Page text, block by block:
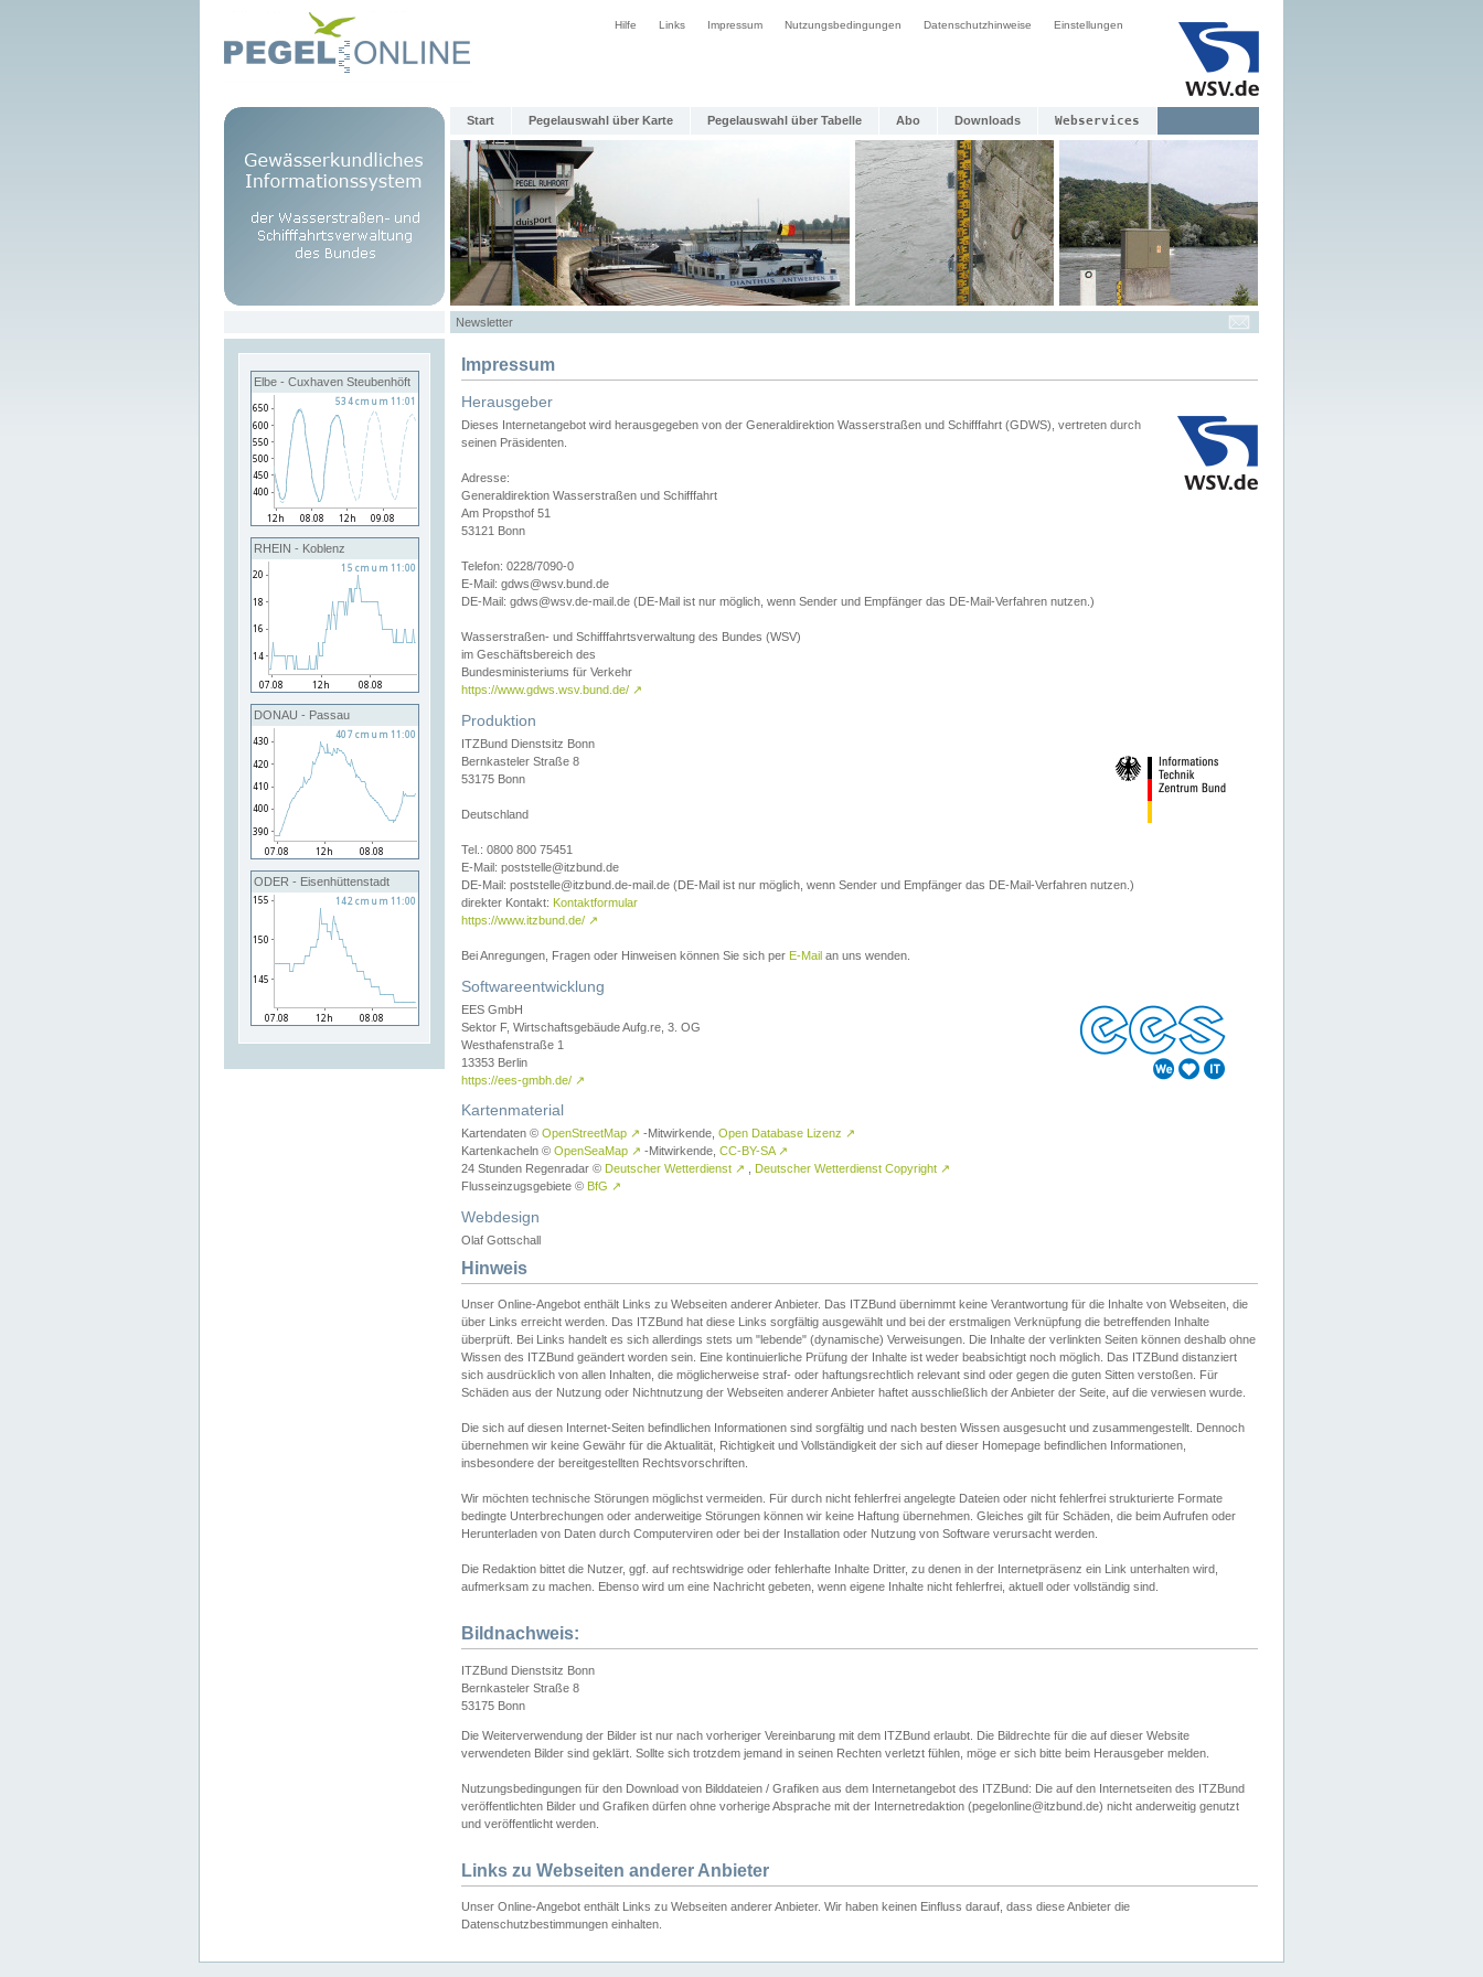
Hilfe Links Impressum Nutzungsbedingungen Datenschutzhinweise Einstellungen
Start Pegelauswahl über Karte Pegelauswahl über Tabelle Abo Downloads Webservices
Newsletter
Elbe - Cuxhaven Steubenhöft
RHEIN - Koblenz
DONAU - Passau
ODER - Eisenhüttenstadt
Impressum
Herausgeber
Dieses Internetangebot wird herausgegeben von der Generaldirektion Wasserstraßen und Schifffahrt (GDWS), vertreten durch
seinen Präsidenten.
Adresse:
Generaldirektion Wasserstraßen und Schifffahrt
Am Propsthof 51
53121 Bonn
Telefon: 0228/7090-0
E-Mail: gdws@wsv.bund.de
DE-Mail: gdws@wsv.de-mail.de (DE-Mail ist nur möglich, wenn Sender und Empfänger das DE-Mail-Verfahren nutzen.)
Wasserstraßen- und Schifffahrtsverwaltung des Bundes (WSV)
im Geschäftsbereich des
Bundesministeriums für Verkehr
https://www.gdws.wsv.bund.de/ ↗
Produktion
ITZBund Dienstsitz Bonn
Bernkasteler Straße 8
53175 Bonn
Deutschland
Tel.: 0800 800 75451
E-Mail: poststelle@itzbund.de
DE-Mail: poststelle@itzbund.de-mail.de (DE-Mail ist nur möglich, wenn Sender und Empfänger das DE-Mail-Verfahren nutzen.)
direkter Kontakt: Kontaktformular
https://www.itzbund.de/ ↗
Bei Anregungen, Fragen oder Hinweisen können Sie sich per E-Mail an uns wenden.
Softwareentwicklung
EES GmbH
Sektor F, Wirtschaftsgebäude Aufg.re, 3. OG
Westhafenstraße 1
13353 Berlin
https://ees-gmbh.de/ ↗
Kartenmaterial
Kartendaten © OpenStreetMap ↗ -Mitwirkende, Open Database Lizenz ↗
Kartenkacheln © OpenSeaMap ↗ -Mitwirkende, CC-BY-SA ↗
24 Stunden Regenradar © Deutscher Wetterdienst ↗ Deutscher Wetterdienst Copyright ↗
Flusseinzugsgebiete © BfG ↗
Webdesign
Olaf Gottschall
Hinweis
Unser Online-Angebot enthält Links zu Webseiten anderer Anbieter. Das ITZBund übernimmt keine Verantwortung für die Inhalte von Webseiten, die
über Links erreicht werden. Das ITZBund hat diese Links sorgfältig ausgewählt und bei der erstmaligen Verknüpfung die betreffenden Inhalte
überprüft. Bei Links handelt es sich allerdings stets um "lebende" (dynamische) Verweisungen. Die Inhalte der verlinkten Seiten können deshalb ohne
Wissen des ITZBund geändert worden sein. Eine kontinuierliche Prüfung der Inhalte ist weder beabsichtigt noch möglich. Das ITZBund distanziert
sich ausdrücklich von allen Inhalten, die möglicherweise straf- oder haftungsrechtlich relevant sind oder gegen die guten Sitten verstoßen. Für
Schäden aus der Nutzung oder Nichtnutzung der Webseiten anderer Anbieter haftet ausschließlich der Anbieter der Seite, auf die verwiesen wurde.
Die sich auf diesen Internet-Seiten befindlichen Informationen sind sorgfältig und nach besten Wissen ausgesucht und zusammengestellt. Dennoch
übernehmen wir keine Gewähr für die Aktualität, Richtigkeit und Vollständigkeit der sich auf dieser Homepage befindlichen Informationen,
insbesondere der bereitgestellten Rechtsvorschriften.
Wir möchten technische Störungen möglichst vermeiden. Für durch nicht fehlerfrei angelegte Dateien oder nicht fehlerfrei strukturierte Formate
bedingte Unterbrechungen oder anderweitige Störungen können wir keine Haftung übernehmen. Gleiches gilt für Schäden, die beim Aufrufen oder
Herunterladen von Daten durch Computerviren oder bei der Installation oder Nutzung von Software verursacht werden.
Die Redaktion bittet die Nutzer, ggf. auf rechtswidrige oder fehlerhafte Inhalte Dritter, zu denen in der Internetpräsenz ein Link unterhalten wird,
aufmerksam zu machen. Ebenso wird um eine Nachricht gebeten, wenn eigene Inhalte nicht fehlerfrei, aktuell oder vollständig sind.
Bildnachweis:
ITZBund Dienstsitz Bonn
Bernkasteler Straße 8
53175 Bonn
Die Weiterverwendung der Bilder ist nur nach vorheriger Vereinbarung mit dem ITZBund erlaubt. Die Bildrechte für die auf dieser Website
verwendeten Bilder sind geklärt. Sollte sich trotzdem jemand in seinen Rechten verletzt fühlen, möge er sich bitte beim Herausgeber melden.
Nutzungsbedingungen für den Download von Bilddateien / Grafiken aus dem Internetangebot des ITZBund: Die auf den Internetseiten des ITZBund
veröffentlichten Bilder und Grafiken dürfen ohne vorherige Absprache mit der Internetredaktion (pegelonline@itzbund.de) nicht anderweitig genutzt
und veröffentlicht werden.
Links zu Webseiten anderer Anbieter
Unser Online-Angebot enthält Links zu Webseiten anderer Anbieter. Wir haben keinen Einfluss darauf, dass diese Anbieter die
Datenschutzbestimmungen einhalten.